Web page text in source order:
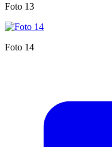
Foto 13
Foto 14